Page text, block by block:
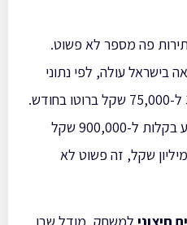
פה מספר לא פשוט.
בישראל עולה, לפי נתוני
השוק לשנת 2026, בין 38,000 ל-75,000 שקל ברוטו בחודש.
עם נלוות? התקציב השנתי מגיע בקלות ל-900,000 שקל
ויותר. לעסק עם מחזור של 15 מיליון שקל, זה פשוט לא
חיצוני למשחק, מודל שבו